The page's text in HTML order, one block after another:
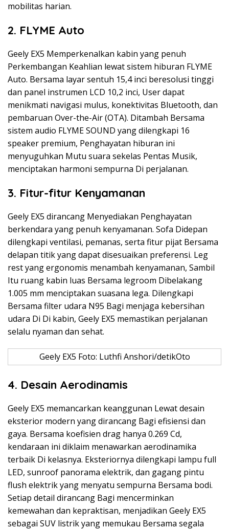
mobilitas harian.
2. FLYME Auto
Geely EX5 Memperkenalkan kabin yang penuh
Perkembangan Keahlian lewat sistem hiburan FLYME
Auto. Bersama layar sentuh 15,4 inci beresolusi tinggi
dan panel instrumen LCD 10,2 inci, User dapat
menikmati navigasi mulus, konektivitas Bluetooth, dan
pembaruan Over-the-Air (OTA). Ditambah Bersama
sistem audio FLYME SOUND yang dilengkapi 16
speaker premium, Penghayatan hiburan ini
menyuguhkan Mutu suara sekelas Pentas Musik,
menciptakan harmoni sempurna Di perjalanan.
3. Fitur-fitur Kenyamanan
Geely EX5 dirancang Menyediakan Penghayatan
berkendara yang penuh kenyamanan. Sofa Didepan
dilengkapi ventilasi, pemanas, serta fitur pijat Bersama
delapan titik yang dapat disesuaikan preferensi. Leg
rest yang ergonomis menambah kenyamanan, Sambil
Itu ruang kabin luas Bersama legroom Dibelakang
1.005 mm menciptakan suasana lega. Dilengkapi
Bersama filter udara N95 Bagi menjaga kebersihan
udara Di Di kabin, Geely EX5 memastikan perjalanan
selalu nyaman dan sehat.
Geely EX5 Foto: Luthfi Anshori/detikOto
4. Desain Aerodinamis
Geely EX5 memancarkan keanggunan Lewat desain
eksterior modern yang dirancang Bagi efisiensi dan
gaya. Bersama koefisien drag hanya 0.269 Cd,
kendaraan ini diklaim menawarkan aerodinamika
terbaik Di kelasnya. Eksteriornya dilengkapi lampu full
LED, sunroof panorama elektrik, dan gagang pintu
flush elektrik yang menyatu sempurna Bersama bodi.
Setiap detail dirancang Bagi mencerminkan
kemewahan dan kepraktisan, menjadikan Geely EX5
sebagai SUV listrik yang memukau Bersama segala